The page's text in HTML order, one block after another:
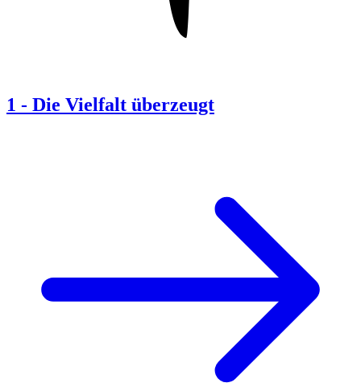
1 - Die Vielfalt überzeugt